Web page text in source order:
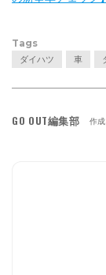
Tags
ダイハツ 車
GO OUT編集部 作